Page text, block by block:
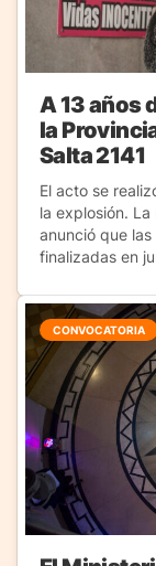
A 13 años
la
Salta 2141
El acto se
la explosión. La
anunció que
finalizadas en
CONVOCATORIA